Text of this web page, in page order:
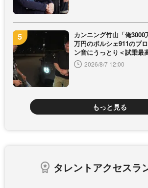
カンニング竹山「俺
万円のポルシェ911のプ
ン音にうっとり＜試乗最
2026/8/7 12:00
もっと見る
タレントアクセスラ